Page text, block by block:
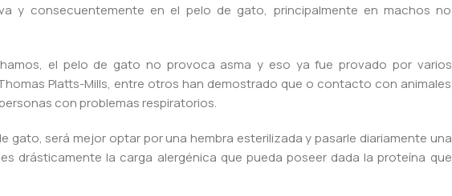
y consecuentemente en el pelo de gato, principalmente en machos no
el pelo de gato no provoca asma y eso ya fue provado por varios
Platts-Mills, entre otros han demostrado que o contacto con animales
con problemas respiratorios.
gato, será mejor optar por una hembra esterilizada y pasarle diariamente una
drásticamente la carga alergénica que pueda poseer dada la proteína que